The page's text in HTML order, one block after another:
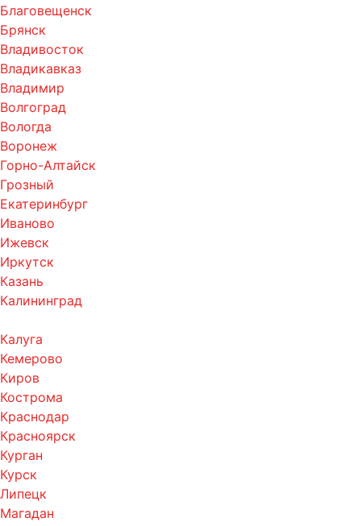
Благовещенск
Брянск
Владивосток
Владикавказ
Владимир
Волгоград
Вологда
Воронеж
Горно-Алтайск
Грозный
Екатеринбург
Иваново
Ижевск
Иркутск
Казань
Калининград
Калуга
Кемерово
Киров
Кострома
Краснодар
Красноярск
Курган
Курск
Липецк
Магадан